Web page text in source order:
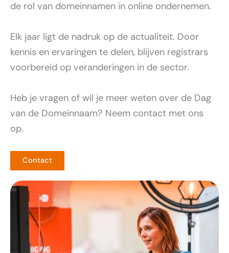
de rol van domeinnamen in online ondernemen.
Elk jaar ligt de nadruk op de actualiteit. Door
kennis en ervaringen te delen, blijven registrars
voorbereid op veranderingen in de sector.
Heb je vragen of wil je meer weten over de Dag
van de Domeinnaam? Neem contact met ons
op.
Contact